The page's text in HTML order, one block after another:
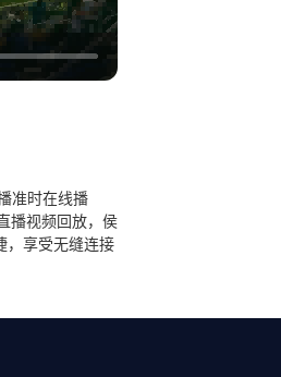
准时在线播
播视频回放，侯
，享受无缝连接